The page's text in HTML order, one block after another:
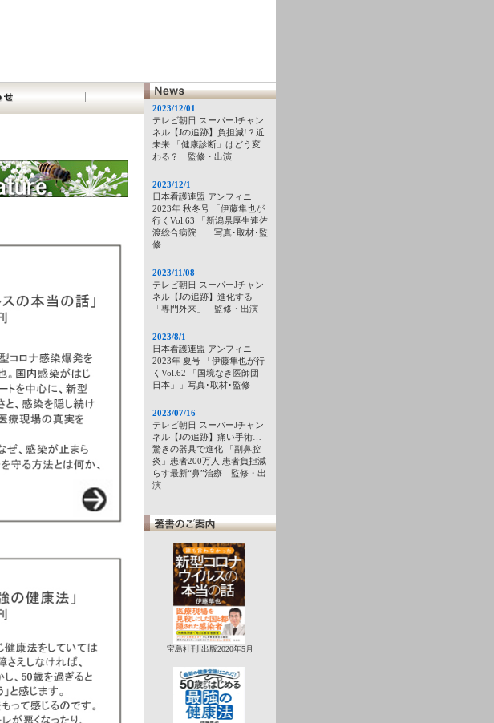
2023/12/01
テレビ朝日 スーパーJチャン
ネル【Jの追跡】負担減!？近
未来 「健康診断」はどう変
わる？ 監修・出演
2023/12/1
日本看護連盟 アンフィニ
2023年 秋冬号 「伊藤隼也が
行くVol.63 「新潟県厚生連佐
渡総合病院」」写真･取材･監
修
2023/11/08
テレビ朝日 スーパーJチャン
ネル【Jの追跡】進化する
「専門外来」 監修・出演
2023/8/1
日本看護連盟 アンフィニ
2023年 夏号 「伊藤隼也が行
くVol.62 「国境なき医師団
日本」」写真･取材･監修
2023/07/16
テレビ朝日 スーパーJチャン
ネル【Jの追跡】痛い手術…
驚きの器具で進化 「副鼻腔
炎」患者200万人 患者負担減
らす最新“鼻”治療 監修・出
演
宝島社刊 出版2020年5月